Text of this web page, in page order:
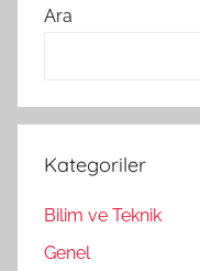
Ara
Kategoriler
Bilim ve Teknik
Genel